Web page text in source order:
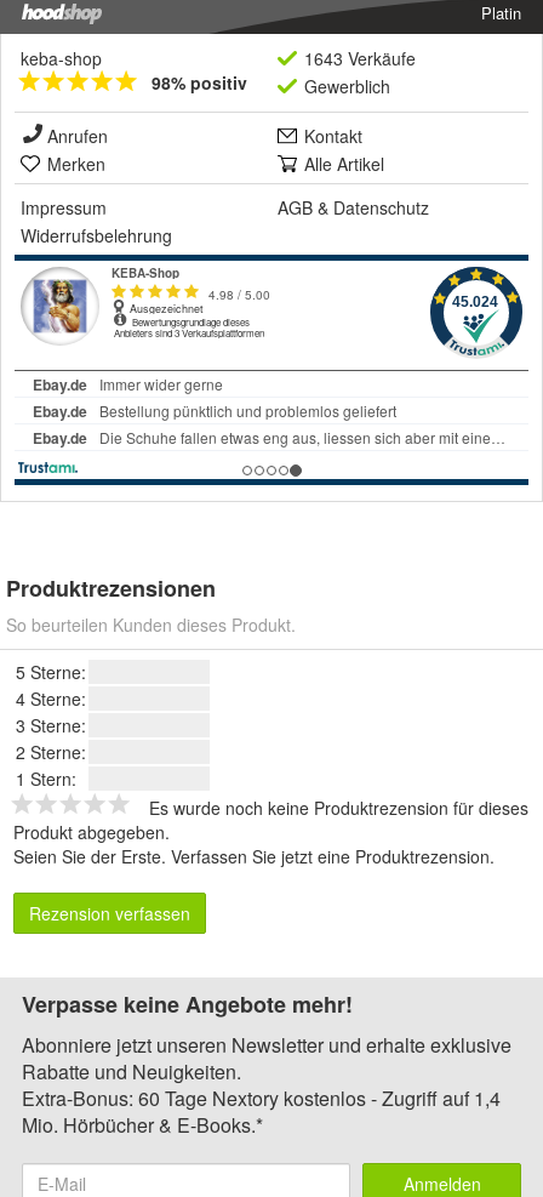
Platin
keba-shop
98% positiv
1643 Verkäufe
Gewerblich
Anrufen
Kontakt
Merken
Alle Artikel
Impressum
AGB & Datenschutz
Widerrufsbelehrung
Produktrezensionen
So beurteilen Kunden dieses Produkt.
5 Sterne:
4 Sterne:
3 Sterne:
2 Sterne:
1 Stern:
Es wurde noch keine Produktrezension für dieses
Produkt abgegeben.
Seien Sie der Erste. Verfassen Sie jetzt eine Produktrezension.
Rezension verfassen
Verpasse keine Angebote mehr!
Abonniere jetzt unseren Newsletter und erhalte exklusive
Rabatte und Neuigkeiten.
Extra-Bonus: 60 Tage Nextory kostenlos - Zugriff auf 1,4
Mio. Hörbücher & E-Books.*
Anmelden